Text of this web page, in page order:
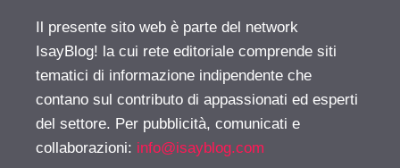
Il presente sito web è parte del network
IsayBlog! la cui rete editoriale comprende siti
tematici di informazione indipendente che
contano sul contributo di appassionati ed esperti
del settore. Per pubblicità, comunicati e
collaborazioni: info@isayblog.com